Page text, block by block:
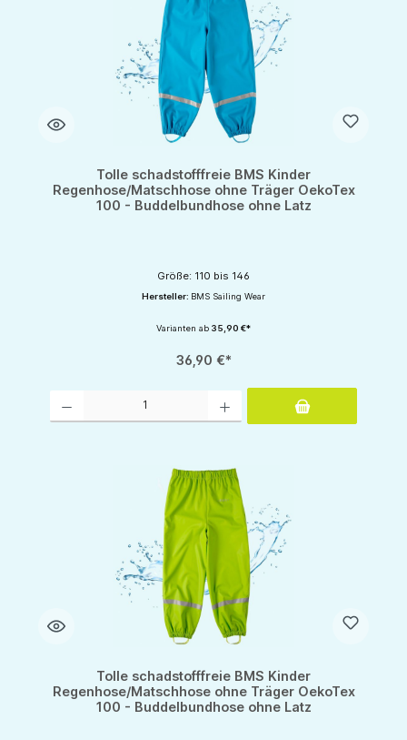
Tolle schadstofffreie BMS Kinder
Regenhose/Matschhose ohne Träger OekoTex
100 - Buddelbundhose ohne Latz
Größe: 110 bis 146
Hersteller: BMS Sailing Wear
Varianten ab 35,90 €*
36,90 €*
Tolle schadstofffreie BMS Kinder
Regenhose/Matschhose ohne Träger OekoTex
100 - Buddelbundhose ohne Latz